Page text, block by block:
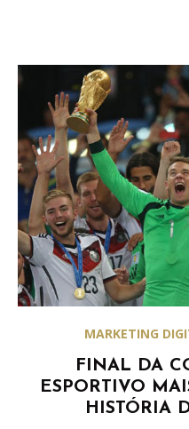
MARKETING
FINAL DA
ESPORTIVO
HISTÓRIA